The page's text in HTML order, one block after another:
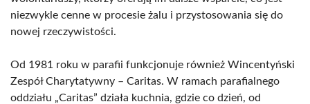
niezwykle cenne w procesie żalu i przystosowania się do
nowej rzeczywistości.
Od 1981 roku w parafii funkcjonuje również Wincentyński
Zespół Charytatywny – Caritas. W ramach parafialnego
oddziału „Caritas” działa kuchnia, gdzie co dzień, od